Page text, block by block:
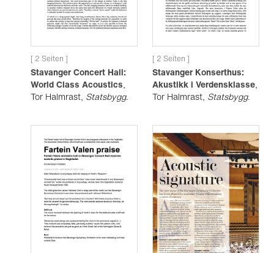
[ 2 Seiten ]
Stavanger Concert Hall:
World Class Acoustics,
Tor Halmrast, Statsbygg.
[ 2 Seiten ]
Stavanger Konserthus:
Akustikk i Verdensklasse,
Tor Halmrast, Statsbygg.